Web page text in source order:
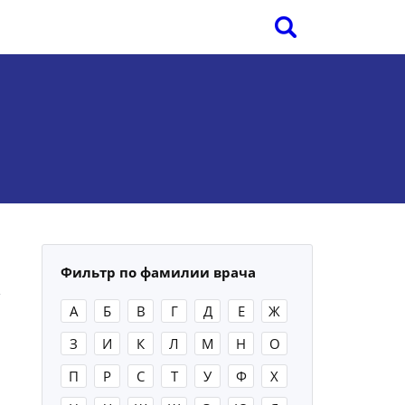
Фильтр по фамилии врача
А Б В Г Д Е
Ж
З
И К Л М Н
О
П
Р С Т У Ф
Х